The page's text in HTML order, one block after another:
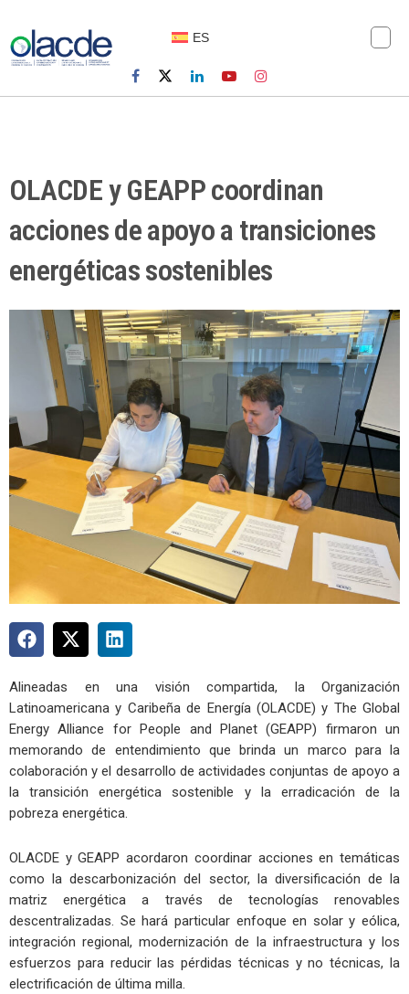
ES
OLACDE y GEAPP coordinan
acciones de apoyo a transiciones
energéticas sostenibles
Alineadas en una visión compartida, la Organización
Latinoamericana y Caribeña de Energía (OLACDE) y The Global
Energy Alliance for People and Planet (GEAPP) firmaron un
memorando de entendimiento que brinda un marco para la
colaboración y el desarrollo de actividades conjuntas de apoyo a
la transición energética sostenible y la erradicación de la
pobreza energética.
OLACDE y GEAPP acordaron coordinar acciones en temáticas
como la descarbonización del sector, la diversificación de la
matriz energética a través de tecnologías renovables
descentralizadas. Se hará particular enfoque en solar y eólica,
integración regional, modernización de la infraestructura y los
esfuerzos para reducir las pérdidas técnicas y no técnicas, la
electrificación de última milla.